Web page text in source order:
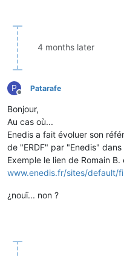
4 months later
P
Offline
Patarafe
Bonjour,
Au cas où...
Enedis a fait évoluer son
de "ERDF" par "Enedis"
Exemple le lien de Romain B.
www.enedis.fr/sites/default/
¿nouï... non ?